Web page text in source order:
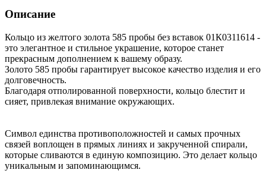
Описание
Кольцо из желтого золота 585 пробы без вставок 01К0311614 -
это элегантное и стильное украшение, которое станет
прекрасным дополнением к вашему образу.
Золото 585 пробы гарантирует высокое качество изделия и его
долговечность.
Благодаря отполированной поверхности, кольцо блестит и
сияет, привлекая внимание окружающих.
Символ единства противоположностей и самых прочных
связей воплощен в прямых линиях и закрученной спирали,
которые сливаются в единую композицию. Это делает кольцо
уникальным и запоминающимся.